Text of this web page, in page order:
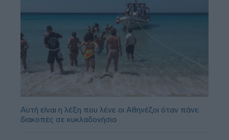
Αυτή είναι η λέξη που λένε οι Αθηνέζοι όταν πάνε
διακοπές σε κυκλαδονήσια